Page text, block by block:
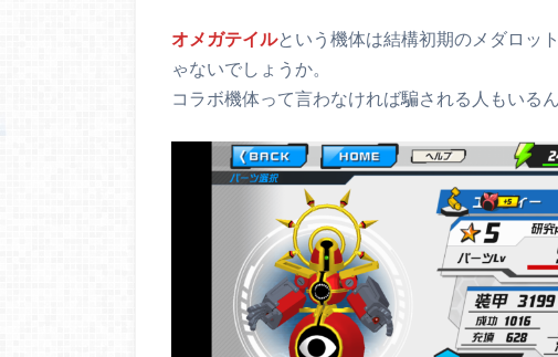
オメガテイルという機体は結構初期のメダロッ
ゃないでしょうか。
コラボ機体って言わなければ騙される人もいる